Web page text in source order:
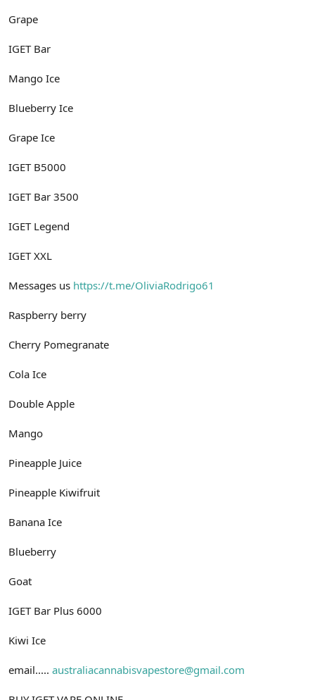
Grape
IGET Bar
Mango Ice
Blueberry Ice
Grape Ice
IGET B5000
IGET Bar 3500
IGET Legend
IGET XXL
Messages us https://t.me/OliviaRodrigo61
Raspberry berry
Cherry Pomegranate
Cola Ice
Double Apple
Mango
Pineapple Juice
Pineapple Kiwifruit
Banana Ice
Blueberry
Goat
IGET Bar Plus 6000
Kiwi Ice
email..... australiacannabisvapestore@gmail.com